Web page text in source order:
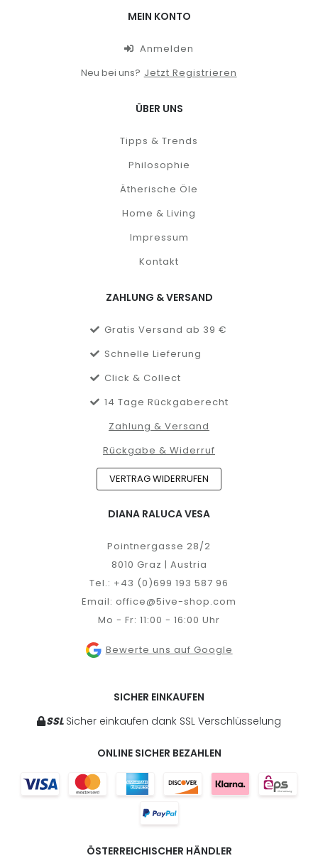
MEIN KONTO
Anmelden
Neu bei uns? Jetzt Registrieren
ÜBER UNS
Tipps & Trends
Philosophie
Ätherische Öle
Home & Living
Impressum
Kontakt
ZAHLUNG & VERSAND
Gratis Versand ab 39 €
Schnelle Lieferung
Click & Collect
14 Tage Rückgaberecht
Zahlung & Versand
Rückgabe & Widerruf
VERTRAG WIDERRUFEN
DIANA RALUCA VESA
Pointnergasse 28/2
8010 Graz | Austria
Tel.: +43 (0)699 193 587 96
Email: office@5ive-shop.com
Mo - Fr: 11:00 - 16:00 Uhr
Bewerte uns auf Google
SICHER EINKAUFEN
SSL Sicher einkaufen dank SSL Verschlüsselung
ONLINE SICHER BEZAHLEN
ÖSTERREICHISCHER HÄNDLER